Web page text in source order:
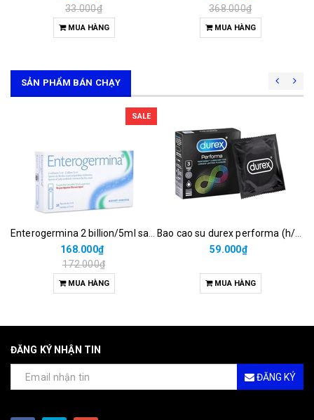
33.000₫
MUA HÀNG
368.000₫
MUA HÀNG
SẢN PHẨM BÁN CHẠY
SALE
168.000₫
172.000₫
MUA HÀNG
59.000₫
MUA HÀNG
ĐĂNG KÝ NHẬN TIN
ĐĂNG KÝ